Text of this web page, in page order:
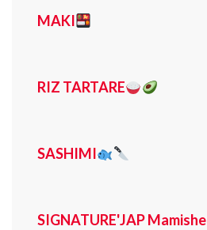
MAKI
RIZ TARTARE
SASHIMI
SIGNATURE'JAP Mamishe